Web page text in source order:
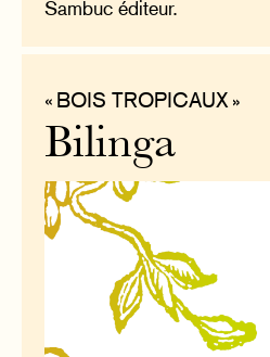
Sambuc éditeur.
« BOIS TROPICAUX »
Bilinga